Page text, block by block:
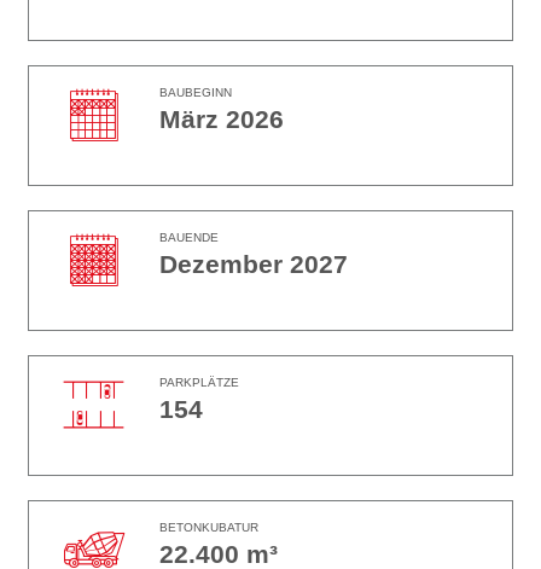
BAUBEGINN
März 2026
BAUENDE
Dezember 2027
PARKPLÄTZE
154
BETONKUBATUR
22.400 m³